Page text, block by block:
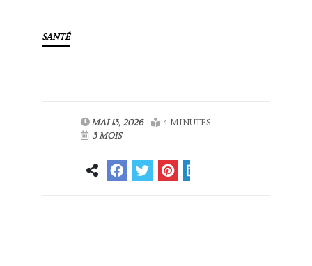
SANTÉ
MAI 13, 2026
4 MINUTES
3 MOIS